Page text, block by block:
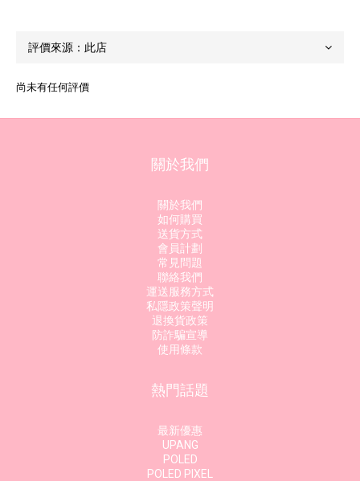
尚未有任何評價
關於我們
關於我們
如何購買
送貨方式
會員計劃
常見問題
聯絡我們
運送服務方式
私隱政策聲明
退換貨政策
防詐騙宣導
使用條款
熱門話題
最新優惠
UPANG
POLED
POLED PIXEL